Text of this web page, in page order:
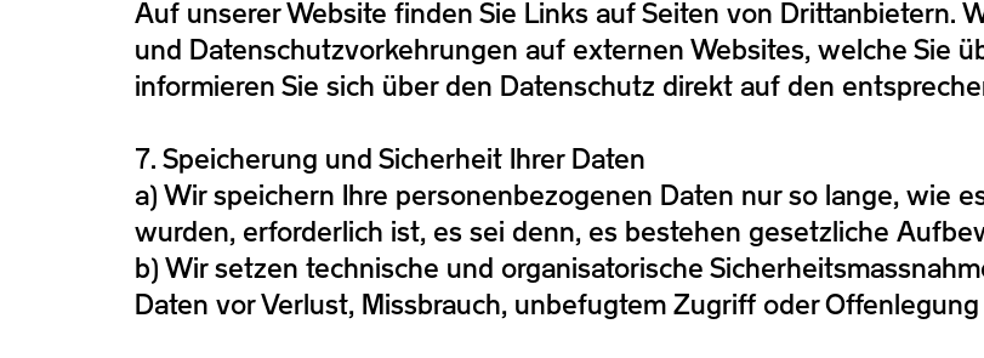
Auf unserer Website finden Sie Links auf Seiten von Drittanbietern.
und Datenschutzvorkehrungen auf externen Websites, welche Sie
informieren Sie sich über den Datenschutz direkt auf den
7. Speicherung und Sicherheit Ihrer Daten
a) Wir speichern Ihre personenbezogenen Daten nur so lange, wie
wurden, erforderlich ist, es sei denn, es bestehen gesetzliche
b) Wir setzen technische und organisatorische
Daten vor Verlust, Missbrauch, unbefugtem Zugriff oder